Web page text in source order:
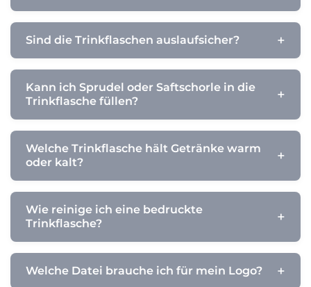
Sind die Trinkflaschen auslaufsicher?
Kann ich Sprudel oder Saftschorle in die
Trinkflasche füllen?
Welche Trinkflasche hält Getränke warm
oder kalt?
Wie reinige ich eine bedruckte
Trinkflasche?
Welche Datei brauche ich für mein Logo?